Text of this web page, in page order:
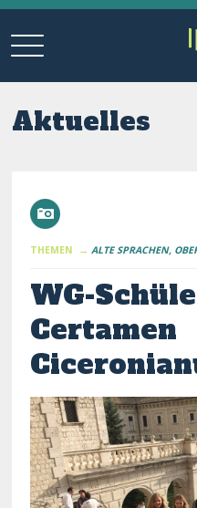
Aktuelles
THEMEN → ALTE SPRACHEN
WG-
Certamen